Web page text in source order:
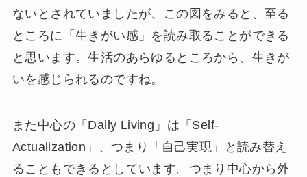
ないとされていましたが、この図をみると、至る
ところに「生きがい感」を読み取ることができる
と思います。生活のあらゆるところから、生きが
いを感じられるのですね。
また中心の「Daily Living」は「Self-
Actualization」、つまり「自己実現」と読み替え
ることもできるとしています。つまり中心から外